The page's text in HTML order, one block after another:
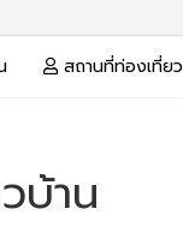
สถานที่ท่องเที่ยว
บ้าน